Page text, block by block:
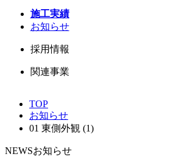
施工実績
お知らせ
採用情報
関連事業
TOP
お知らせ
01 東側外観 (1)
NEWSお知らせ